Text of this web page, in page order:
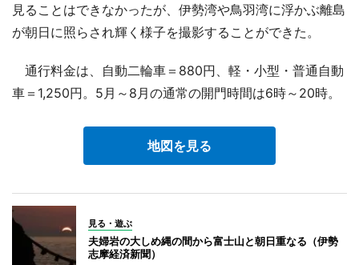
見ることはできなかったが、伊勢湾や鳥羽湾に浮かぶ離島
が朝日に照らされ輝く様子を撮影することができた。
通行料金は、自動二輪車＝880円、軽・小型・普通自動
車＝1,250円。5月～8月の通常の開門時間は6時～20時。
地図を見る
見る・遊ぶ
夫婦岩の大しめ縄の間から富士山と朝日重なる（伊勢
志摩経済新聞）